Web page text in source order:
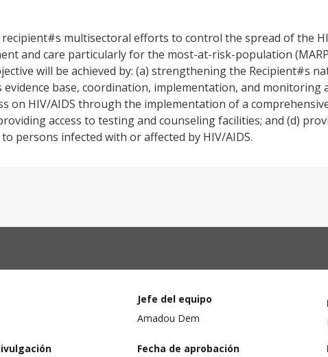
multisectoral efforts to control the spread of the
and care particularly for the most-at-risk-population
will be achieved by: (a) strengthening the Recipient#s
base, coordination, implementation, and monitoring
on HIV/AIDS through the implementation of a
access to testing and counseling facilities; and (d)
persons infected with or affected by HIV/AIDS.
Jefe del equipo
Amadou Dem
Fecha de aprobación